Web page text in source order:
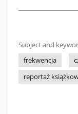
Subject and
frekwencja
reportaż